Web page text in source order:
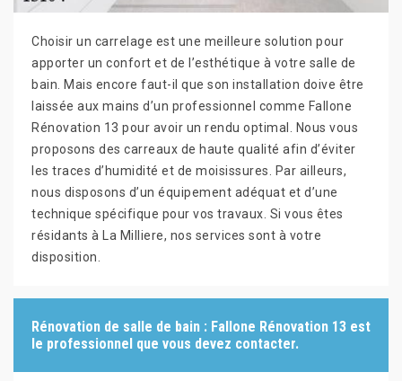
Choisir un carrelage est une meilleure solution pour
apporter un confort et de l’esthétique à votre salle de
bain. Mais encore faut-il que son installation doive être
laissée aux mains d’un professionnel comme Fallone
Rénovation 13 pour avoir un rendu optimal. Nous vous
proposons des carreaux de haute qualité afin d’éviter
les traces d’humidité et de moisissures. Par ailleurs,
nous disposons d’un équipement adéquat et d’une
technique spécifique pour vos travaux. Si vous êtes
résidants à La Milliere, nos services sont à votre
disposition.
Rénovation de salle de bain : Fallone Rénovation 13 est
le professionnel que vous devez contacter.